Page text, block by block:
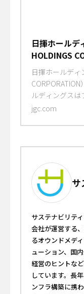
日揮ホールデ
HOLDINGS
サイト
日揮ホールディ
ルディングスは
ビジネスとして
jgc.com
サ
サステナビリテ
会社が運営する
るオウンドメデ
ューション、国
経営のヒントな
しています。長
ンフラ構築に携